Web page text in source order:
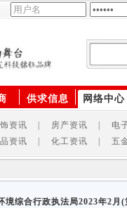
供求信息 网络中心
资讯 房产资讯 电
资讯 化工资讯 五
境综合行政执法局2023年2月